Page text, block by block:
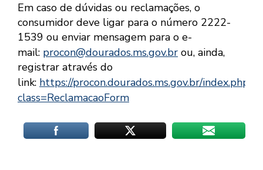
Em caso de dúvidas ou reclamações, o
consumidor deve ligar para o número 2222-
1539 ou enviar mensagem para o e-
mail: procon@dourados.ms.gov.br ou, ainda,
registrar através do
link: https://procon.dourados.ms.gov.br/index.php?
class=ReclamacaoForm